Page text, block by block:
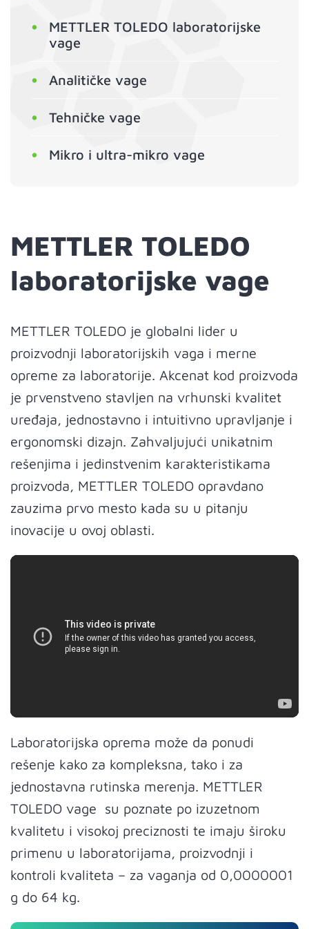
METTLER TOLEDO laboratorijske
vage
Analitičke vage
Tehničke vage
Mikro i ultra-mikro vage
METTLER TOLEDO
laboratorijske vage
METTLER TOLEDO je globalni lider u
proizvodnji laboratorijskih vaga i merne
opreme za laboratorije. Akcenat kod proizvoda
je prvenstveno stavljen na vrhunski kvalitet
uređaja, jednostavno i intuitivno upravljanje i
ergonomski dizajn. Zahvaljujući unikatnim
rešenjima i jedinstvenim karakteristikama
proizvoda, METTLER TOLEDO opravdano
zauzima prvo mesto kada su u pitanju
inovacije u ovoj oblasti.
Laboratorijska oprema može da ponudi
rešenje kako za kompleksna, tako i za
jednostavna rutinska merenja. METTLER
TOLEDO vage su poznate po izuzetnom
kvalitetu i visokoj preciznosti te imaju široku
primenu u laboratorijama, proizvodnji i
kontroli kvaliteta – za vaganja od 0,0000001
g do 64 kg.